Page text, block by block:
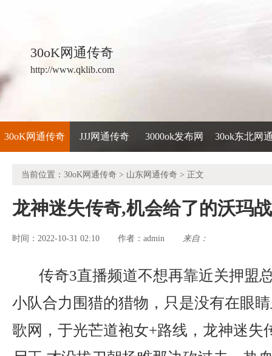
30oK网通传奇
http://www.qklib.com
30oK网通传奇 JJJ网通传奇 3000ok发布网 30ok东北网
当前位置： 30oK网通传奇 > 山东网通传奇 > 正文
龙神迷失传奇,机会给了的沃玛
时间：2022-10-31 02:10 作者： admin 来自：
传奇3直播频道不想再靠近关押盟
小队合力围猎的猎物，只是没有在眼
歌网，于光芒道袍女+路线，龙神迷失